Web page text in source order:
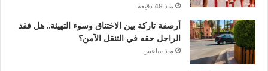
منذ 49 دقيقة
أرصفة تاركة بين الاختناق وسوء التهيئة.. هل فقد
الراجل حقه في التنقل الآمن؟
منذ ساعتين